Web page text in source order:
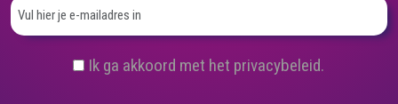
(
Ik ga akkoord met het privacybeleid.